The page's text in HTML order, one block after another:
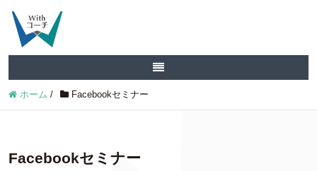
ホーム / Facebookセミナー
Facebookセミナー